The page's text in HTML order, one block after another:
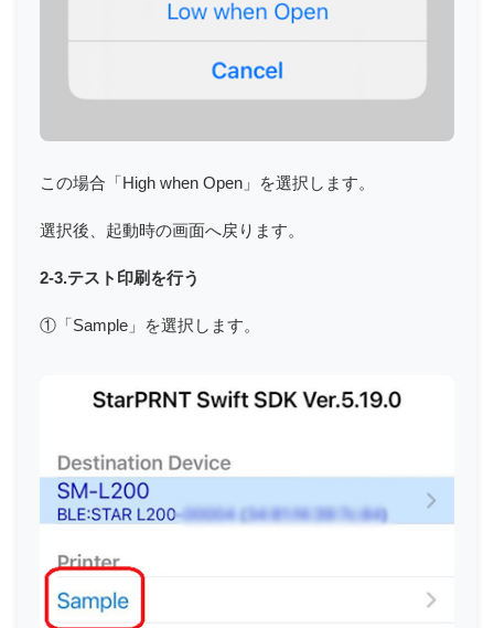
この場合「High when Open」を選択します。
選択後、起動時の画面へ戻ります。
2-3.テスト印刷を行う
①「Sample」を選択します。